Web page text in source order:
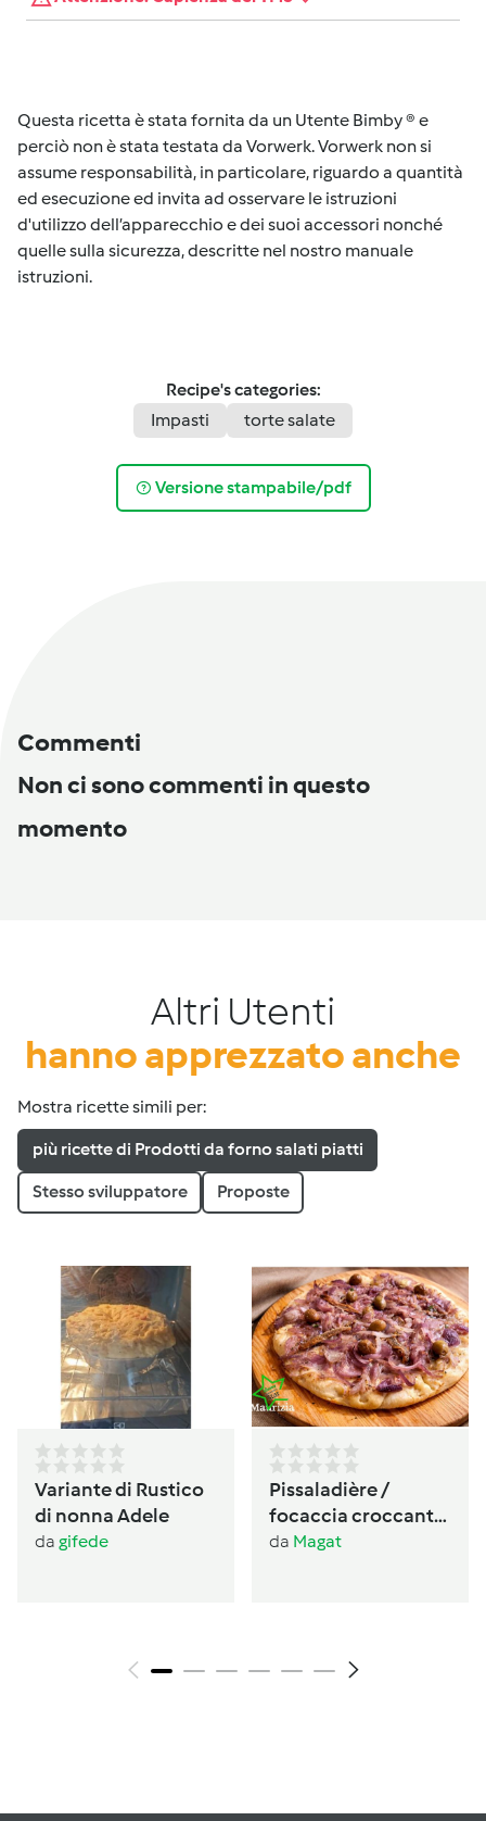
Questa ricetta è stata fornita da un Utente Bimby ® e
perciò non è stata testata da Vorwerk. Vorwerk non si
assume responsabilità, in particolare, riguardo a quantità
ed esecuzione ed invita ad osservare le istruzioni
d'utilizzo dell’apparecchio e dei suoi accessori nonché
quelle sulla sicurezza, descritte nel nostro manuale
istruzioni.
Recipe's categories:
Impasti
torte salate
Versione stampabile/pdf
Commenti
Non ci sono commenti in questo
momento
Altri Utenti
hanno apprezzato anche
Mostra ricette simili per:
più ricette di Prodotti da forno salati piatti
Stesso sviluppatore Proposte
Variante di Rustico
di nonna Adele
da gifede
Pissaladière /
focaccia croccante
provenzale alle
da Magat